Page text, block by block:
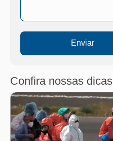
Enviar
Confira nossas dicas